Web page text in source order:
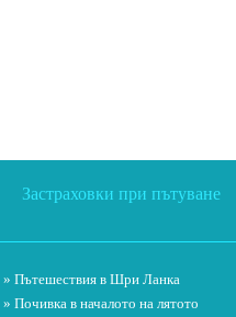
Застраховки при пътуване
» Пътешествия в Шри Ланка
» Почивка в началото на лятото